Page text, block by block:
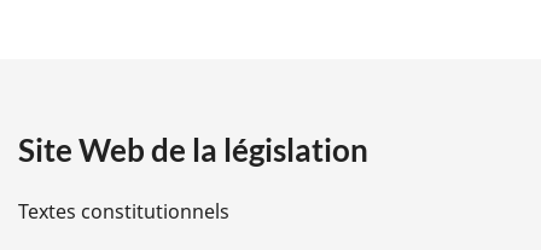
e
i
l
Site Web de la législation
Textes constitutionnels